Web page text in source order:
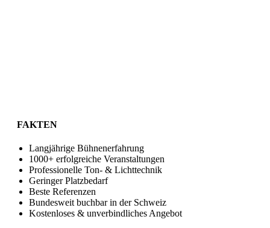
FAKTEN
Langjährige Bühnenerfahrung
1000+ erfolgreiche Veranstaltungen
Professionelle Ton- & Lichttechnik
Geringer Platzbedarf
Beste Referenzen
Bundesweit buchbar in der Schweiz
Kostenloses & unverbindliches Angebot